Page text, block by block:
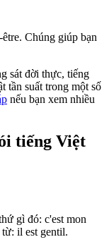
Chúng giúp bạn
sát đời thực, tiếng
tần suất trong một số
nếu bạn xem nhiều
tiếng Việt
gì đó: c'est mon
il est gentil.